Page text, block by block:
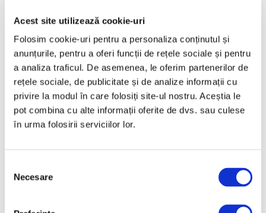
Acest site utilizează cookie-uri
Folosim cookie-uri pentru a personaliza conținutul și
anunțurile, pentru a oferi funcții de rețele sociale și pentru
a analiza traficul. De asemenea, le oferim partenerilor de
rețele sociale, de publicitate și de analize informații cu
privire la modul în care folosiți site-ul nostru. Aceștia le
pot combina cu alte informații oferite de dvs. sau culese
în urma folosirii serviciilor lor.
consimțământului
Necesare
Februarie 2025
Ianuarie 2025
Decembrie 2024
Noiembrie 2024
Octombrie 2024
Iulie 2024